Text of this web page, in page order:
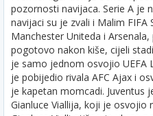
pozornosti navijaca. Serie A je
navijaci su je zvali i Malim
Manchester Uniteda i
pogotovo nakon kiše, cijeli
je samo jednom osvojio UEFA
je pobijedio rivala AFC Ajax i
je kapetan momcadi. Juventus
Gianluce Viallija, koji je